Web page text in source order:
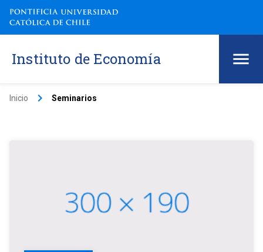
Instituto de Economía
Inicio keyboard_arrow_right Seminarios